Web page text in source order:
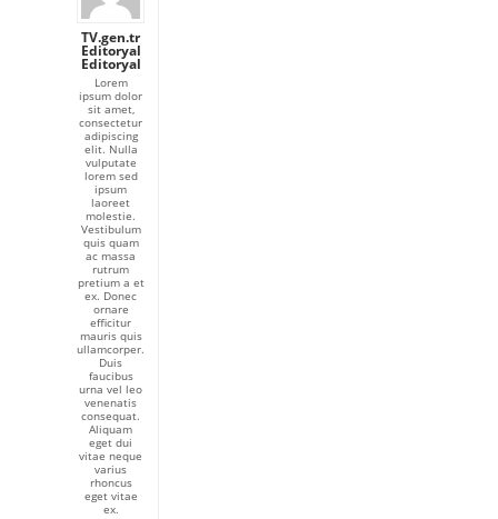
TV.gen.tr
Editoryal
Editoryal
Lorem
ipsum dolor
sit amet,
consectetur
adipiscing
elit. Nulla
vulputate
lorem sed
ipsum
laoreet
molestie.
Vestibulum
quis quam
ac massa
rutrum
pretium a et
ex. Donec
ornare
efficitur
mauris quis
ullamcorper.
Duis
faucibus
urna vel leo
venenatis
consequat.
Aliquam
eget dui
vitae neque
varius
rhoncus
eget vitae
ex.